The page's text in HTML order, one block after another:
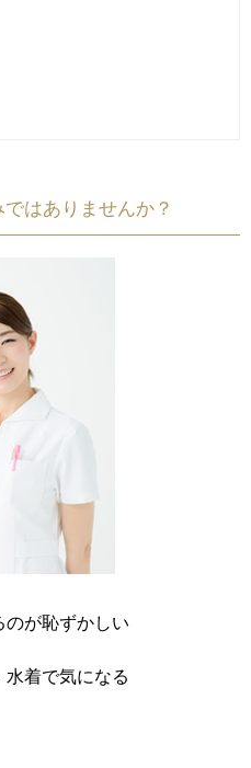
はありませんか？
のが恥ずかしい
着で気になる